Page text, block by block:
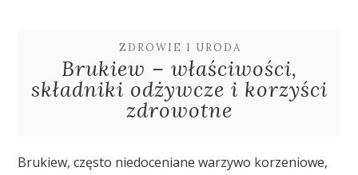
ZDROWIE I URODA
Brukiew – właściwości,
składniki odżywcze i korzyści
zdrowotne
Brukiew, często niedoceniane warzywo korzeniowe,